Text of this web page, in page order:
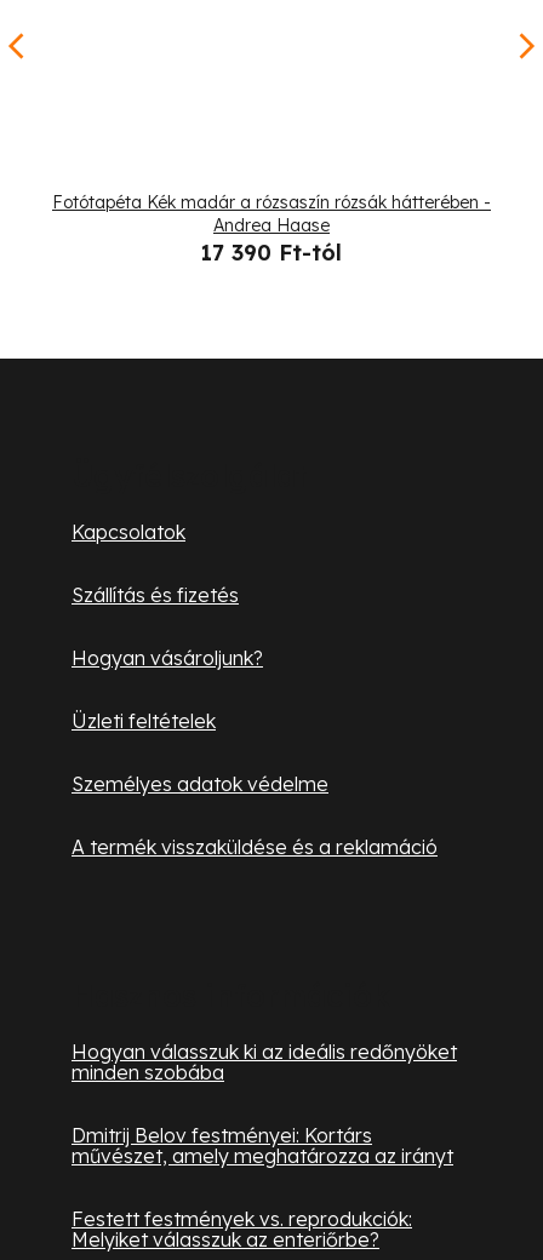
Fotótapéta Kék madár a rózsaszín rózsák hátterében -
Andrea Haase
17 390 Ft-tól
Kapcsolatok
Szállítás és fizetés
Hogyan vásároljunk?
Üzleti feltételek
Személyes adatok védelme
A termék visszaküldése és a reklamáció
Hogyan válasszuk ki az ideális redőnyöket
minden szobába
Dmitrij Belov festményei: Kortárs
művészet, amely meghatározza az irányt
Festett festmények vs. reprodukciók:
Melyiket válasszuk az enteriőrbe?